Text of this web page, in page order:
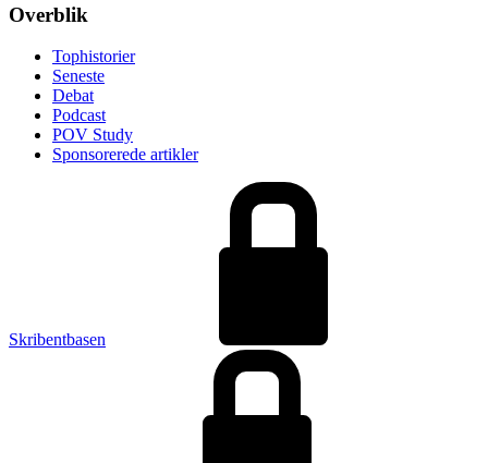
Footer
Overblik
Tophistorier
Seneste
Debat
Podcast
POV Study
Sponsorerede artikler
Skribentbasen